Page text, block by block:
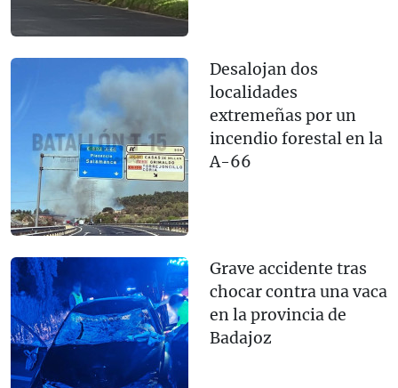
Desalojan dos
localidades
extremeñas por un
incendio forestal en la
A-66
Grave accidente tras
chocar contra una vaca
en la provincia de
Badajoz